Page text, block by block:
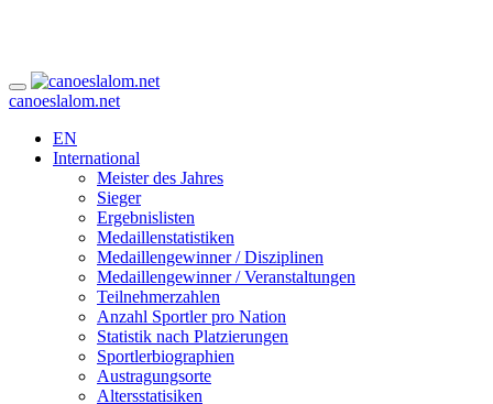
canoeslalom.net
EN
International
Meister des Jahres
Sieger
Ergebnislisten
Medaillenstatistiken
Medaillengewinner / Disziplinen
Medaillengewinner / Veranstaltungen
Teilnehmerzahlen
Anzahl Sportler pro Nation
Statistik nach Platzierungen
Sportlerbiographien
Austragungsorte
Altersstatisiken